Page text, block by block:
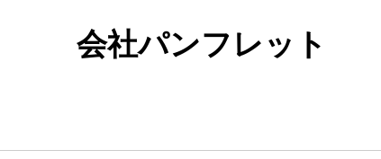
会社パンフレット